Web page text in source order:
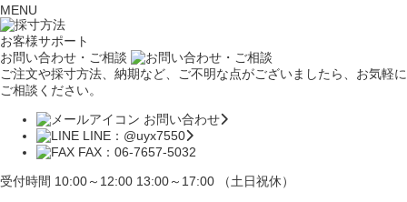
MENU
お客様サポート
お問い合わせ・ご相談
ご注文や採寸方法、納期など、ご不明な点がございましたら、お気軽に
ご相談ください。
お問い合わせ
LINE：@uyx7550
FAX：06-7657-5032
受付時間 10:00～12:00 13:00～17:00 （土日祝休）